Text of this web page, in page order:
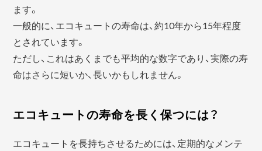
ます。
一般的に、エコキュートの寿命は、約10年から15年程度
とされています。
ただし、これはあくまでも平均的な数字であり、実際の寿
命はさらに短いか、長いかもしれません。
エコキュートの寿命を長く保つには？
エコキュートを長持ちさせるためには、定期的なメンテ